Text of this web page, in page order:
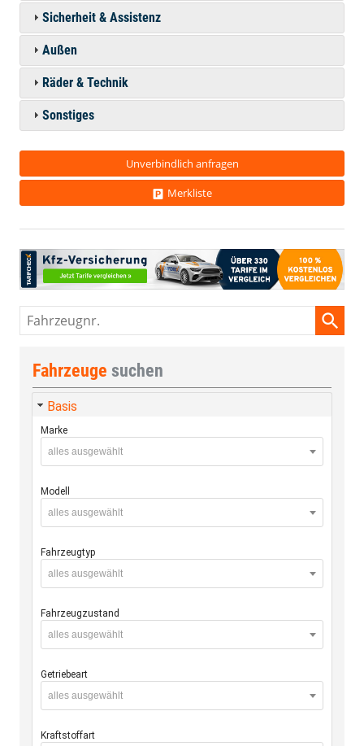
Sicherheit & Assistenz
Außen
Räder & Technik
Sonstiges
Unverbindlich anfragen
Merkliste
Fahrzeugnr.
Fahrzeuge suchen
Basis
Marke
alles ausgewählt
Modell
alles ausgewählt
Fahrzeugtyp
alles ausgewählt
Fahrzeugzustand
alles ausgewählt
Getriebeart
alles ausgewählt
Kraftstoffart